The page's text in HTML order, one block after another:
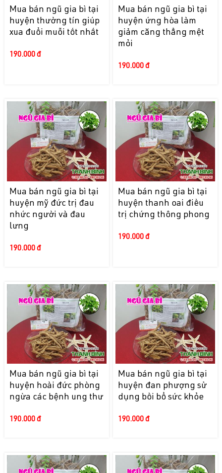
Mua bán ngũ gia bì tại
huyện thường tín giúp
xua đuổi muỗi tốt nhất
190.000 đ
Mua bán ngũ gia bì tại
huyện ứng hòa làm
giảm căng thẳng mệt
mỏi
190.000 đ
Mua bán ngũ gia bì tại
huyện mỹ đức trị đau
nhức người và đau
lưng
190.000 đ
Mua bán ngũ gia bì tại
huyện thanh oai điều
trị chứng thông phong
190.000 đ
Mua bán ngũ gia bì tại
huyện hoài đức phòng
ngừa các bệnh ung thư
190.000 đ
Mua bán ngũ gia bì tại
huyện đan phượng sử
dụng bồi bổ sức khỏe
190.000 đ